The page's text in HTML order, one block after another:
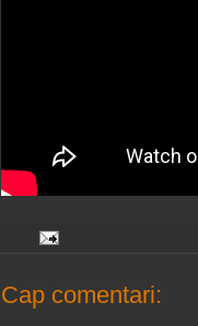
Cap comentari: